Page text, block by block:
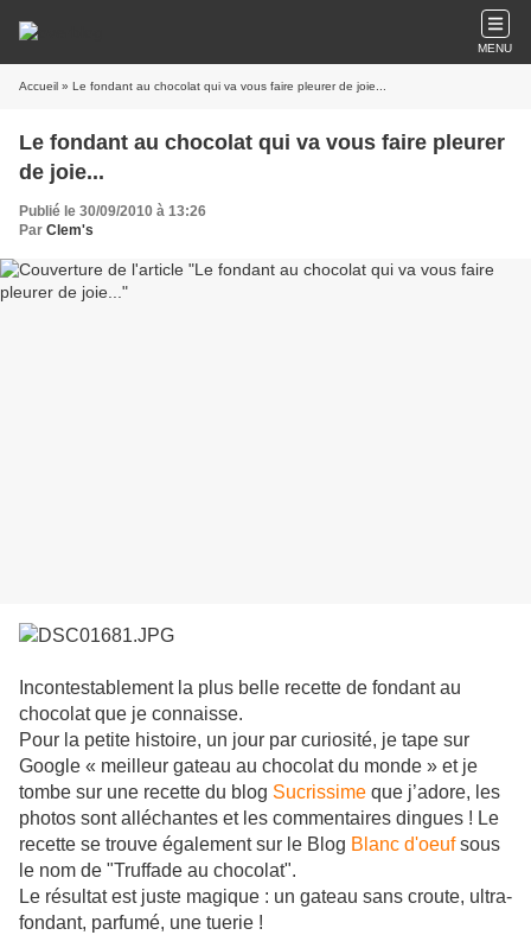
MENU
Accueil » Le fondant au chocolat qui va vous faire pleurer de joie...
Le fondant au chocolat qui va vous faire pleurer
de joie...
Publié le 30/09/2010 à 13:26
Par Clem's
Incontestablement la plus belle recette de fondant au
chocolat que je connaisse.
Pour la petite histoire, un jour par curiosité, je tape sur
Google « meilleur gateau au chocolat du monde » et je
tombe sur une recette du blog Sucrissime que j’adore, les
photos sont alléchantes et les commentaires dingues ! Le
recette se trouve également sur le Blog Blanc d'oeufsous
le nom de "Truffade au chocolat".
Le résultat est juste magique : un gateau sans croute, ultra-
fondant, parfumé, une tuerie !